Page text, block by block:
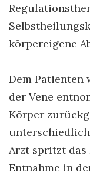
körpereigene
Dem Patienten
der Vene
Körper
Arzt spritzt
Entnahme in